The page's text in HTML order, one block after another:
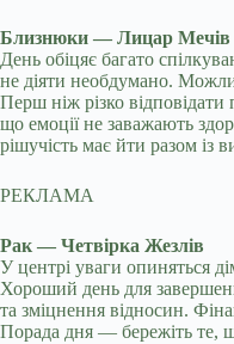
Близнюки — Лицар Мечів
День обіцяє багато
не діяти необдумано.
Перш ніж різко відповідати
що емоції не заважають
рішучість має йти разом із
РЕКЛАМА
Рак — Четвірка Жезлів
У центрі уваги опиняться
Хороший день для
та зміцнення відносин.
Порада дня — бережіть те,